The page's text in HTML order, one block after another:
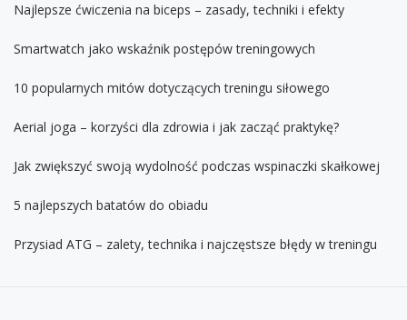
Najlepsze ćwiczenia na biceps – zasady, techniki i efekty
Smartwatch jako wskaźnik postępów treningowych
10 popularnych mitów dotyczących treningu siłowego
Aerial joga – korzyści dla zdrowia i jak zacząć praktykę?
Jak zwiększyć swoją wydolność podczas wspinaczki skałkowej
5 najlepszych batatów do obiadu
Przysiad ATG – zalety, technika i najczęstsze błędy w treningu